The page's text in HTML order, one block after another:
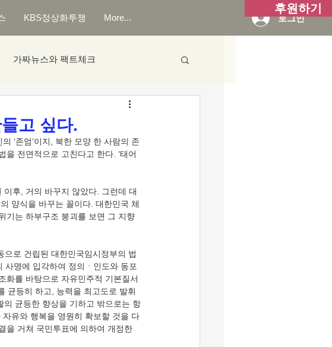
KBS정상화투쟁 More... 로그인
후원하기
가짜뉴스와 팩트체크
고 싶다.
전면적으로 고친다고 한다. ‘태어
양식을 바꾸는 꼴이다. 대한민국 체
기는 하부구조 붕괴를 보면 그 지향
명에 입각하여 정의ㆍ인도와 동포
화를 바탕으로 자유민주적 기본질서
균등히 하고, 능력을 최고도로 발휘
균등한 향상을 기하고 밖으로는 항
유와 행복을 영원히 확보할 것을 다
을 거쳐 국민투표에 의하여 개정한